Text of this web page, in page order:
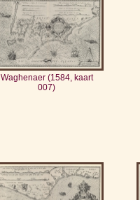
Waghenaer (1584, kaart
007)